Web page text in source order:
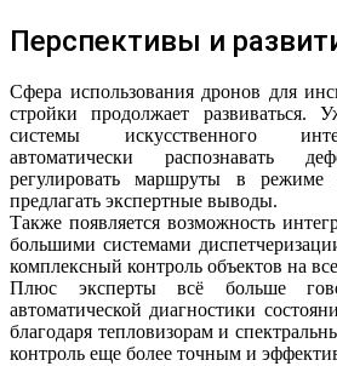
Перспективы и
Сфера использования дронов для
стройки продолжает развиваться.
системы искусственного
автоматически распознавать
регулировать маршруты в режиме
предлагать экспертные выводы.
Также появляется возможность
большими системами
комплексный контроль объектов на
Плюс эксперты всё больше
автоматической диагностики
благодаря тепловизорам и
контроль еще более точным и